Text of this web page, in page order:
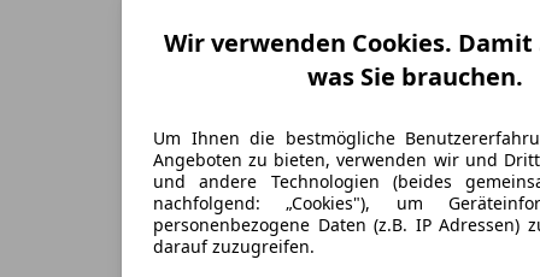
Wir verwenden Cookies.
was Sie brauchen.
Um Ihnen die bestmögliche
Angeboten zu bieten, verwenden wir und
und andere Technologien (beides
nachfolgend: „Cookies"), um
personenbezogene Daten (z.B. IP Adressen)
darauf zuzugreifen.